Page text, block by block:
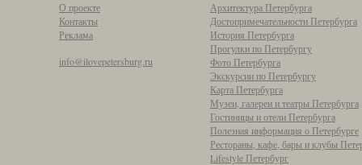
О проекте
Контакты
Реклама
info@ilovepetersburg.ru
Архитектура Петербурга
Достопримечательности Петербурга
История Петербурга
Прогулки по Петербургу
Фото Петербурга
Экскурсии по Петербургу
Карта Петербурга
Музеи, галереи и театры Петербурга
Гостиницы и отели Петербурга
Полезная информация о Петербурге
Рестораны, кафе, бары и клубы
Lifestyle Петербург